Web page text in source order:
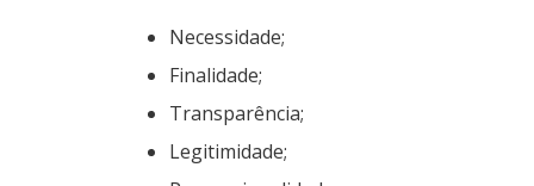
Necessidade;
Finalidade;
Transparência;
Legitimidade;